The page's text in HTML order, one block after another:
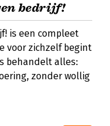
bedrijf!
is een compleet
voor zichzelf begint
behandelt alles:
zonder wollig